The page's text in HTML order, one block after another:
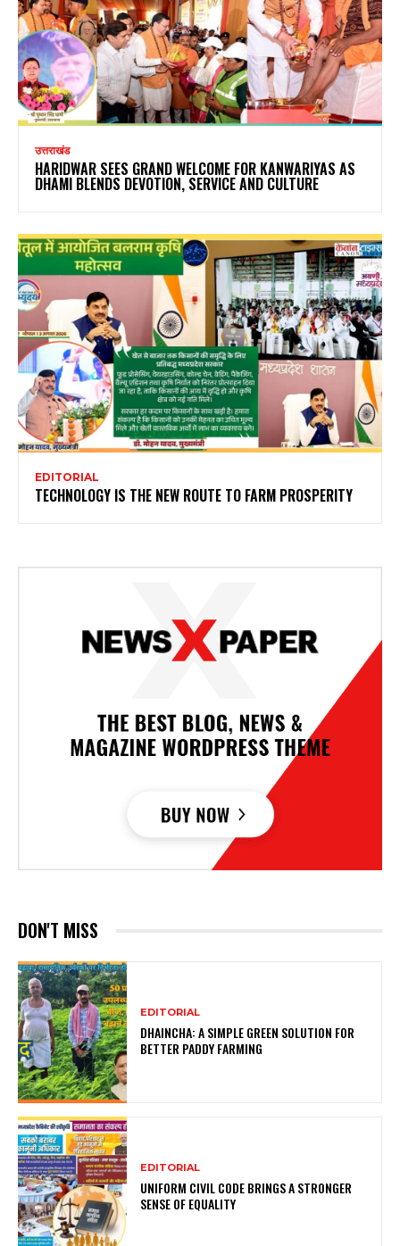
उत्तराखंड
HARIDWAR SEES GRAND WELCOME FOR KANWARIYAS AS
DHAMI BLENDS DEVOTION, SERVICE AND CULTURE
EDITORIAL
TECHNOLOGY IS THE NEW ROUTE TO FARM PROSPERITY
DON'T MISS
EDITORIAL
DHAINCHA: A SIMPLE GREEN SOLUTION FOR
BETTER PADDY FARMING
EDITORIAL
UNIFORM CIVIL CODE BRINGS A STRONGER
SENSE OF EQUALITY